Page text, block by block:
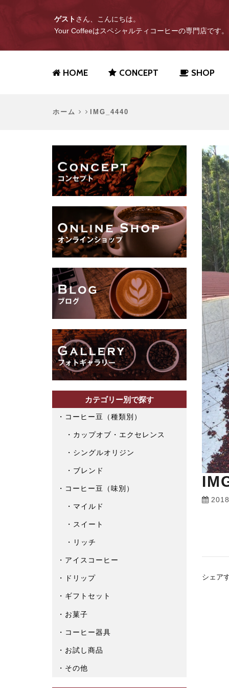
ゲストさん、こんにちは。
Your Coffeeはスペシャルティコーヒーの専門店です。
HOME CONCEPT SHOP
ホーム IMG_4440
シェア
カテゴリー別で探す
コーヒー豆（種類別）
カップオブ・エクセレンス
シングルオリジン
ブレンド
コーヒー豆（味別）
マイルド
スイート
リッチ
アイスコーヒー
ドリップ
ギフトセット
お菓子
コーヒー器具
お試し商品
その他